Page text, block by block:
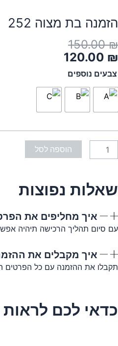
הזמנה בת מצוה 252
150.00₪
המחיר
המקורי
היה:
120.00 ₪
המחיר
הנוכחי
הוא:
צבעים נוספים
כמות
של
הזמנה
בת
הוספה לסל
שאלות נפוצות
איך מחליפים את
עם סיום תהליך הרכישה תיהיה
איך מקבלים את
תקבלו את ההזמנה עם כל הפרטים
כדאי לכם